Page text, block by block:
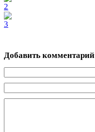
Добавить комментарий